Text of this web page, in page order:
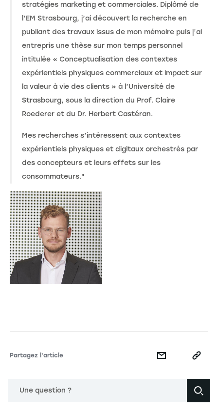
stratégies marketing et commerciales. Diplômé de
l’EM Strasbourg, j’ai découvert la recherche en
publiant des travaux issus de mon mémoire puis j’ai
entrepris une thèse sur mon temps personnel
intitulée « Conceptualisation des contextes
expérientiels physiques commerciaux et impact sur
la valeur à vie des clients » à l’Université de
Strasbourg, sous la direction du Prof. Claire
Roederer et du Dr. Herbert Castéran.
Mes recherches s’intéressent aux contextes
expérientiels physiques et digitaux orchestrés par
des concepteurs et leurs effets sur les
consommateurs."
Partagez l'article
Une question ?